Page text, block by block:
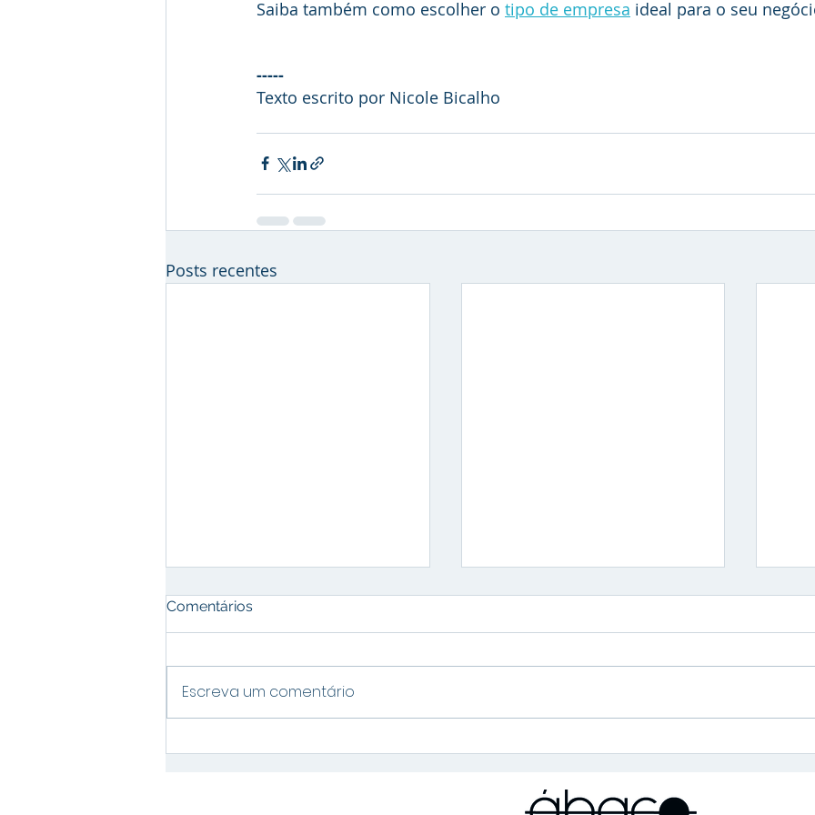
Saiba também como escolher o tipo de empresa ideal para o seu
-----
Texto escrito por Nicole Bicalho
Posts recentes
Comentários
Escreva um comentário